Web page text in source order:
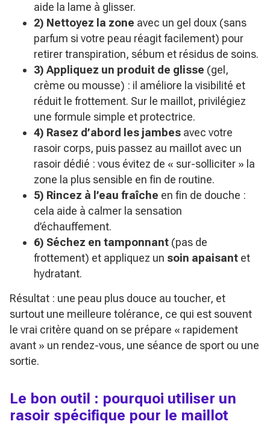
aide la lame à glisser.
2) Nettoyez la zone avec un gel doux (sans
parfum si votre peau réagit facilement) pour
retirer transpiration, sébum et résidus de soins.
3) Appliquez un produit de glisse (gel,
crème ou mousse) : il améliore la visibilité et
réduit le frottement. Sur le maillot, privilégiez
une formule simple et protectrice.
4) Rasez d’abord les jambes avec votre
rasoir corps, puis passez au maillot avec un
rasoir dédié : vous évitez de « sur-solliciter » la
zone la plus sensible en fin de routine.
5) Rincez à l’eau fraîche en fin de douche :
cela aide à calmer la sensation
d’échauffement.
6) Séchez en tamponnant (pas de
frottement) et appliquez un soin apaisant et
hydratant.
Résultat : une peau plus douce au toucher, et
surtout une meilleure tolérance, ce qui est souvent
le vrai critère quand on se prépare « rapidement
avant » un rendez-vous, une séance de sport ou une
sortie.
Le bon outil : pourquoi utiliser un
rasoir spécifique pour le maillot